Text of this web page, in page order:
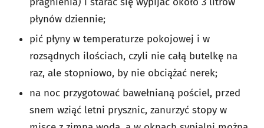
płynów dziennie;
pić płyny w temperaturze pokojowej i w
rozsądnych ilościach, czyli nie całą butelkę na
raz, ale stopniowo, by nie obciążać nerek;
na noc przygotować bawełnianą pościel, przed
snem wziąć letni prysznic, zanurzyć stopy w